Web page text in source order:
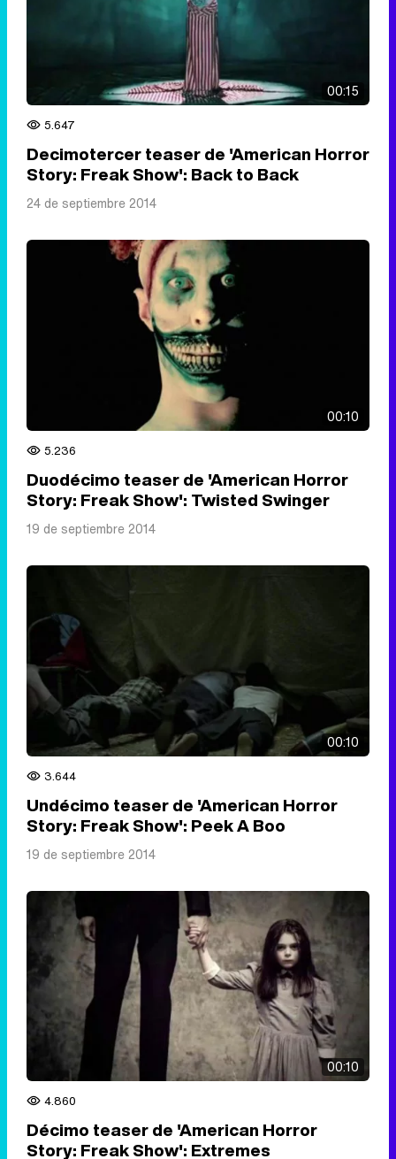
00:15
5.647
Decimotercer teaser de 'American Horror
Story: Freak Show': Back to Back
24 de septiembre 2014
00:10
5.236
Duodécimo teaser de 'American Horror
Story: Freak Show': Twisted Swinger
19 de septiembre 2014
00:10
3.644
Undécimo teaser de 'American Horror
Story: Freak Show': Peek A Boo
19 de septiembre 2014
00:10
4.860
Décimo teaser de 'American Horror
Story: Freak Show': Extremes